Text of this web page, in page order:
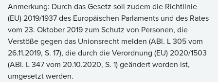
Anmerkung: Durch das Gesetz soll zudem die Richtlinie
(EU) 2019/1937 des Europäischen Parlaments und des Rates
vom 23. Oktober 2019 zum Schutz von Personen, die
Verstöße gegen das Unionsrecht melden (ABl. L 305 vom
26.11.2019, S. 17), die durch die Verordnung (EU) 2020/1503
(ABl. L 347 vom 20.10.2020, S. 1) geändert worden ist,
umgesetzt werden.